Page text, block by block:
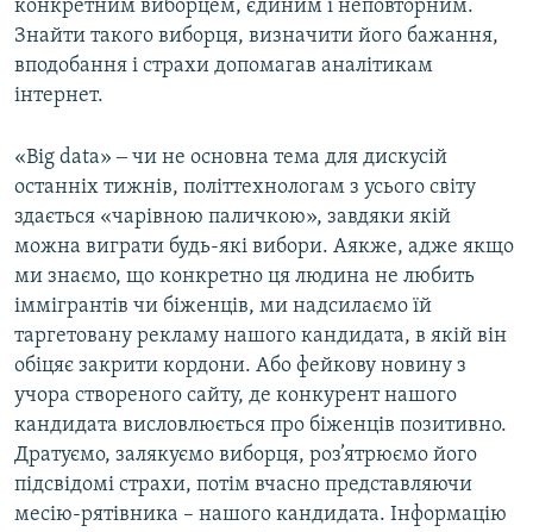
конкретним виборцем, єдиним і неповторним.
Знайти такого виборця, визначити його бажання,
вподобання і страхи допомагав аналітикам
інтернет.
«Big data» ‒ чи не основна тема для дискусій
останніх тижнів, політтехнологам з усього світу
здається «чарівною паличкою», завдяки якій
можна виграти будь-які вибори. Аякже, адже якщо
ми знаємо, що конкретно ця людина не любить
іммігрантів чи біженців, ми надсилаємо їй
таргетовану рекламу нашого кандидата, в якій він
обіцяє закрити кордони. Або фейкову новину з
учора створеного сайту, де конкурент нашого
кандидата висловлюється про біженців позитивно.
Дратуємо, залякуємо виборця, роз’ятрюємо його
підсвідомі страхи, потім вчасно представляючи
месію-рятівника – нашого кандидата. Інформацію